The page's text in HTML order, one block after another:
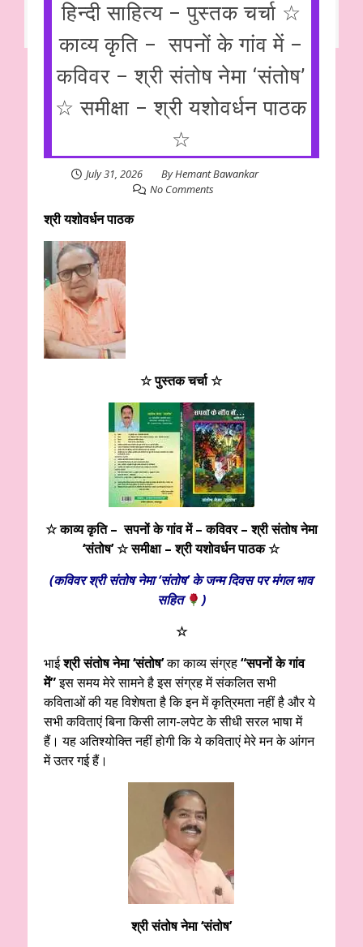
हिन्दी साहित्य – पुस्तक चर्चा ☆
काव्य कृति – सपनों के गांव में –
कविवर – श्री संतोष नेमा ‘संतोष’
☆ समीक्षा – श्री यशोवर्धन पाठक
☆
July 31, 2026 ByHemant Bawankar
No Comments
श्री यशोवर्धन पाठक
☆ पुस्तक चर्चा ☆
☆ काव्य कृति – सपनों के गांव में – कविवर – श्री संतोष नेमा
‘संतोष’ ☆ समीक्षा – श्री यशोवर्धन पाठक ☆
(कविवर श्री संतोष नेमा ‘संतोष’ के जन्म दिवस पर मंगल भाव
सहित
)
☆
भाईश्री संतोष नेमा ‘संतोष’का काव्य संग्रह“सपनों के गांव
में”इस समय मेरे सामने है इस संग्रह में संकलित सभी
कविताओं की यह विशेषता है कि इन में कृत्रिमता नहीं है और ये
सभी कविताएं बिना किसी लाग-लपेट के सीधी सरल भाषा में
हैं। यह अतिश्योक्ति नहीं होगी कि ये कविताएं मेरे मन के आंगन
में उतर गई हैं।
श्री संतोष नेमा ‘संतोष’